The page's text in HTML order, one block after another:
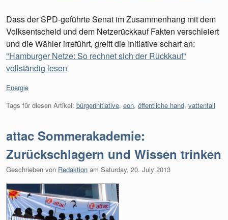
Dass der SPD-geführte Senat im Zusammenhang mit dem
Volksentscheid und dem Netzerückkauf Fakten verschleiert
und die Wähler irreführt, greift die Initiative scharf an:
"Hamburger Netze: So rechnet sich der Rückkauf"
vollständig lesen
Kategorien:
Energie
Tags für diesen Artikel: bürgerinitiative, eon, öffentliche hand, vattenfall
attac Sommerakademie:
Zurückschlagern und Wissen trinken
Geschrieben von Redaktion am Saturday, 20. July 2013